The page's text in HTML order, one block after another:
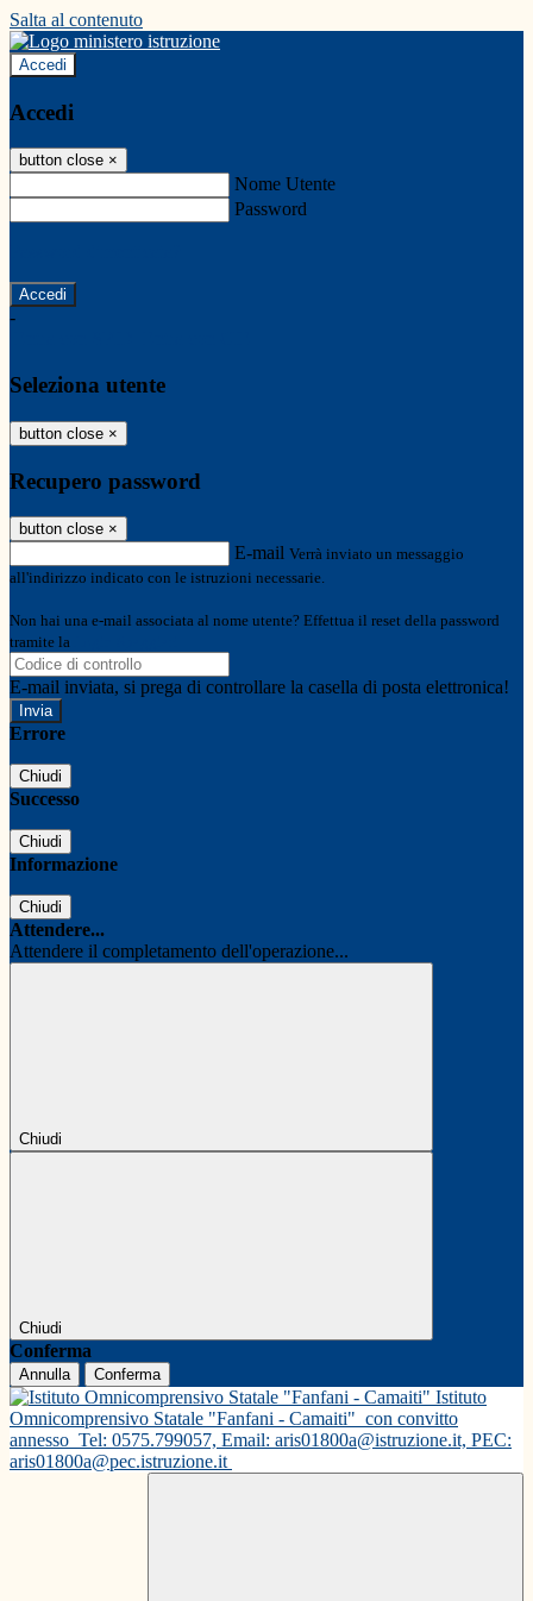
Salta al contenuto
Accedi
Accedi
button close ×
Nome Utente
Password
-
Seleziona utente
button close ×
Recupero password
button close ×
E-mail Verrà inviato un messaggio
all'indirizzo indicato con le istruzioni necessarie.
Non hai una e-mail associata al nome utente? Effettua il reset della password
tramite la
E-mail inviata, si prega di controllare la casella di posta elettronica!
Errore
Chiudi
Successo
Chiudi
Informazione
Chiudi
Attendere...
Attendere il completamento dell'operazione...
Chiudi
Chiudi
Conferma
Annulla Conferma
Istituto
Omnicomprensivo Statale "Fanfani - Camaiti" con convitto
annesso Tel: 0575.799057, Email: aris01800a@istruzione.it, PEC:
aris01800a@pec.istruzione.it